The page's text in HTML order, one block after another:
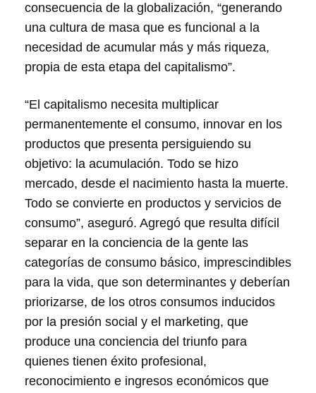
consecuencia de la globalización, “generando
una cultura de masa que es funcional a la
necesidad de acumular más y más riqueza,
propia de esta etapa del capitalismo”.
“El capitalismo necesita multiplicar
permanentemente el consumo, innovar en los
productos que presenta persiguiendo su
objetivo: la acumulación. Todo se hizo
mercado, desde el nacimiento hasta la muerte.
Todo se convierte en productos y servicios de
consumo”, aseguró. Agregó que resulta difícil
separar en la conciencia de la gente las
categorías de consumo básico, imprescindibles
para la vida, que son determinantes y deberían
priorizarse, de los otros consumos inducidos
por la presión social y el marketing, que
produce una conciencia del triunfo para
quienes tienen éxito profesional,
reconocimiento e ingresos económicos que